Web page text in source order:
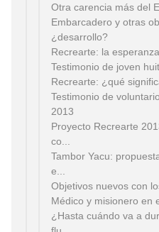
Otra carencia más del
Embarcadero y otras
¿desarrollo?
Recrearte: la
Testimonio de joven
Recrearte: ¿qué
Testimonio de
2013
Proyecto Recrearte
co...
Tambor Yacu:
e...
Objetivos nuevos con
Médico y misionero en
¿Hasta cuándo va a